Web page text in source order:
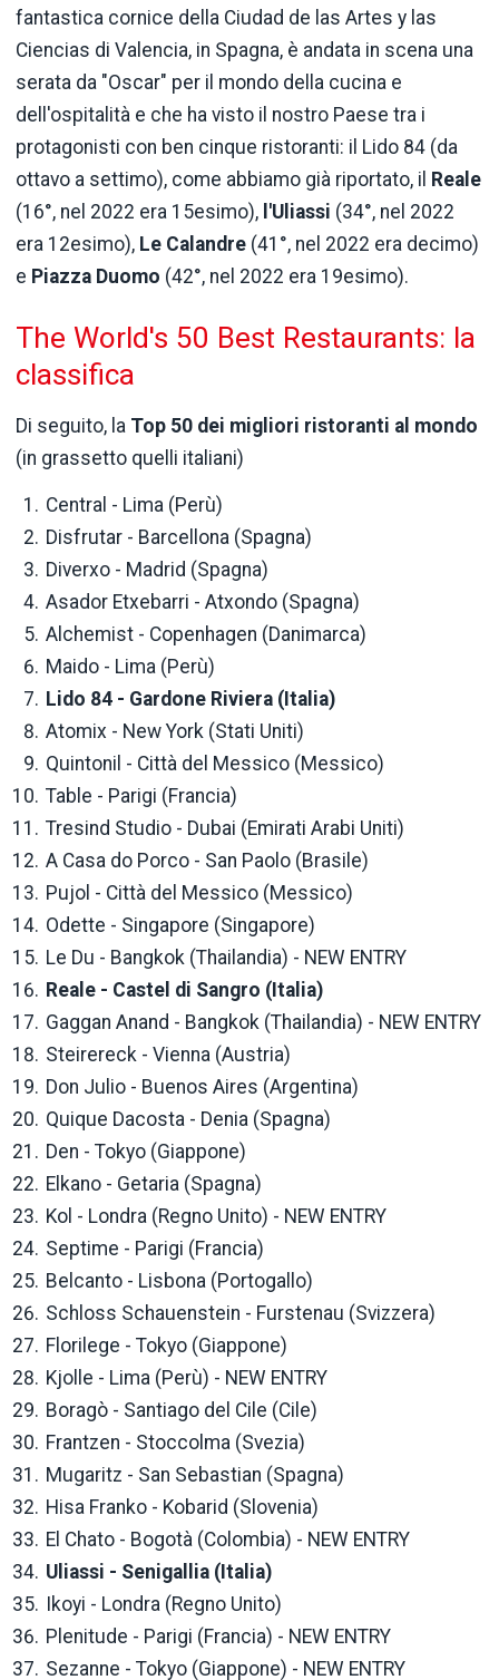
fantastica cornice della Ciudad de las Artes y las
Ciencias di Valencia, in Spagna, è andata in scena una
serata da "Oscar" per il mondo della cucina e
dell'ospitalità e che ha visto il nostro Paese tra i
protagonisti con ben cinque ristoranti: il Lido 84 (da
ottavo a settimo), come abbiamo già riportato, il Reale
(16°, nel 2022 era 15esimo), l'Uliassi (34°, nel 2022
era 12esimo), Le Calandre (41°, nel 2022 era decimo)
e Piazza Duomo (42°, nel 2022 era 19esimo).
The World's 50 Best Restaurants: la
classifica
Di seguito, la Top 50 dei migliori ristoranti al mondo
(in grassetto quelli italiani)
Central - Lima (Perù)
Disfrutar - Barcellona (Spagna)
Diverxo - Madrid (Spagna)
Asador Etxebarri - Atxondo (Spagna)
Alchemist - Copenhagen (Danimarca)
Maido - Lima (Perù)
Lido 84 - Gardone Riviera (Italia)
Atomix - New York (Stati Uniti)
Quintonil - Città del Messico (Messico)
Table - Parigi (Francia)
Tresind Studio - Dubai (Emirati Arabi Uniti)
A Casa do Porco - San Paolo (Brasile)
Pujol - Città del Messico (Messico)
Odette - Singapore (Singapore)
Le Du - Bangkok (Thailandia) - NEW ENTRY
Reale - Castel di Sangro (Italia)
Gaggan Anand - Bangkok (Thailandia) - NEW ENTRY
Steirereck - Vienna (Austria)
Don Julio - Buenos Aires (Argentina)
Quique Dacosta - Denia (Spagna)
Den - Tokyo (Giappone)
Elkano - Getaria (Spagna)
Kol - Londra (Regno Unito) - NEW ENTRY
Septime - Parigi (Francia)
Belcanto - Lisbona (Portogallo)
Schloss Schauenstein - Furstenau (Svizzera)
Florilege - Tokyo (Giappone)
Kjolle - Lima (Perù) - NEW ENTRY
Boragò - Santiago del Cile (Cile)
Frantzen - Stoccolma (Svezia)
Mugaritz - San Sebastian (Spagna)
Hisa Franko - Kobarid (Slovenia)
El Chato - Bogotà (Colombia) - NEW ENTRY
Uliassi - Senigallia (Italia)
Ikoyi - Londra (Regno Unito)
Plenitude - Parigi (Francia) - NEW ENTRY
Sezanne - Tokyo (Giappone) - NEW ENTRY